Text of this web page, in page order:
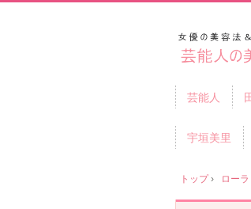
芸能人
宇垣美里
トップ› ローラ